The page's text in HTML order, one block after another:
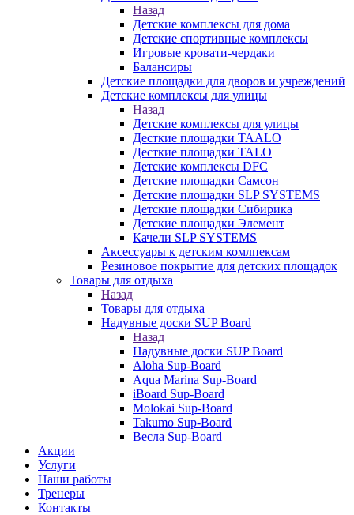
Назад
Детские комплексы для дома
Детские спортивные комплексы
Игровые кровати-чердаки
Балансиры
Детские площадки для дворов и учреждений
Детские комплексы для улицы
Назад
Детские комплексы для улицы
Десткие площадки TAALO
Десткие площадки TALO
Детские комплексы DFC
Детские площадки Самсон
Детские площадки SLP SYSTEMS
Детские площадки Сибирика
Детские площадки Элемент
Качели SLP SYSTEMS
Аксессуары к детским комлпексам
Резиновое покрытие для детских площадок
Товары для отдыха
Назад
Товары для отдыха
Надувные доски SUP Board
Назад
Надувные доски SUP Board
Aloha Sup-Board
Aqua Marina Sup-Board
iBoard Sup-Board
Molokai Sup-Board
Takumo Sup-Board
Весла Sup-Board
Акции
Услуги
Наши работы
Тренеры
Контакты